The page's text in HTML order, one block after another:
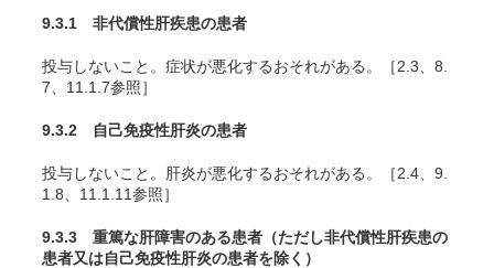
9.3.1 非代償性肝疾患の患者
投与しないこと。症状が悪化するおそれがある。［2.3、8.
7、11.1.7参照］
9.3.2 自己免疫性肝炎の患者
投与しないこと。肝炎が悪化するおそれがある。［2.4、9.
1.8、11.1.11参照］
9.3.3 重篤な肝障害のある患者（ただし非代償性肝疾患の
患者又は自己免疫性肝炎の患者を除く）